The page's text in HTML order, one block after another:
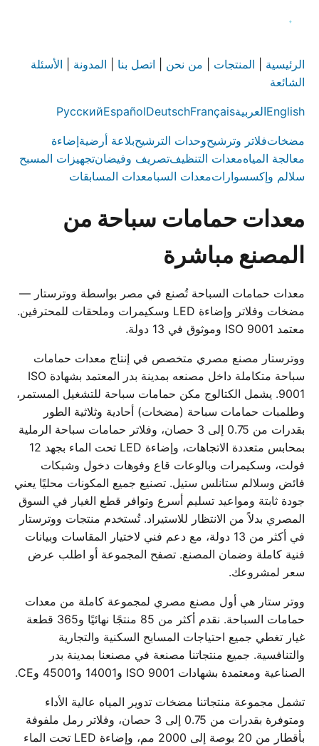
الرئيسية المنتجات من نحن اتصل بنا المدونة
الأسئلة
الشائعة
EnglishالعربيةFrançais
Deutsch
Español
Русский
مضخاتفلاتر وترشيحوحدات الترشيحبلاعة أرضيةإضاءة
معالجة المياهمعدات التنظيفتصريف وفيضانتجهيزات المسبح
سلالم وإكسسواراتمعدات السبامعدات المسابقات
معدات حمامات سباحة من
المصنع مباشرة
معدات حمامات السباحة تُصنع في مصر بواسطة ووترستار —
مضخات وفلاتر وإضاءة LED وسكيمرات وملحقات للمحترفين.
معتمد ISO 9001 وموثوق في 13 دولة.
ووترستار مصنع مصري متخصص في إنتاج معدات حمامات
سباحة متكاملة داخل مصنعه بمدينة بدر المعتمد بشهادة ISO
9001. يشمل الكتالوج مكن حمامات سباحة للتشغيل المستمر،
وطلمبات حمامات سباحة (مضخات) أحادية وثلاثية الطور
بقدرات من 0.75 إلى 3 حصان، وفلاتر حمامات سباحة الرملية
بمحابس متعددة الاتجاهات، وإضاءة LED تحت الماء بجهد 12
فولت، وسكيمرات وبالوعات قاع وفوهات دخول وشبكات
فائض وسلالم ستانلس ستيل. تصنيع جميع المكونات محليًا يعني
جودة ثابتة ومواعيد تسليم أسرع وتوافر قطع الغيار في السوق
المصري بدلاً من الانتظار للاستيراد. تُستخدم منتجات ووترستار
في أكثر من 13 دولة، مع دعم فني لاختيار المقاسات وبيانات
فنية كاملة وضمان المصنع. تصفح المجموعة أو اطلب عرض
سعر لمشروعك.
ووتر ستار هي أول مصنع مصري لمجموعة كاملة من معدات
حمامات السباحة. نقدم أكثر من 85 منتجًا نهائيًا و365 قطعة
غيار تغطي جميع احتياجات المسابح السكنية والتجارية
والتنافسية. جميع منتجاتنا مصنعة في مصنعنا بمدينة بدر
الصناعية ومعتمدة بشهادات ISO 9001 و14001 و45001 وCE.
تشمل مجموعة منتجاتنا مضخات تدوير المياه عالية الأداء
ومتوفرة بقدرات من 0.75 إلى 3 حصان، وفلاتر رمل ملفوفة
بأقطار من 20 بوصة إلى 2000 مم، وإضاءة LED تحت الماء